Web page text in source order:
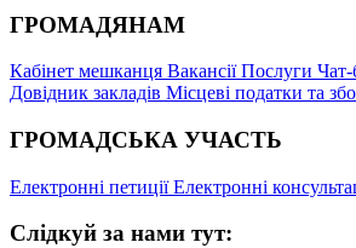
ГРОМАДЯНАМ
Кабінет мешканця ВакансіїПослуги
Довідник закладів Місцеві податки та
ГРОМАДСЬКА УЧАСТЬ
Електронні петиціїЕлектронні
Слідкуй за нами тут: